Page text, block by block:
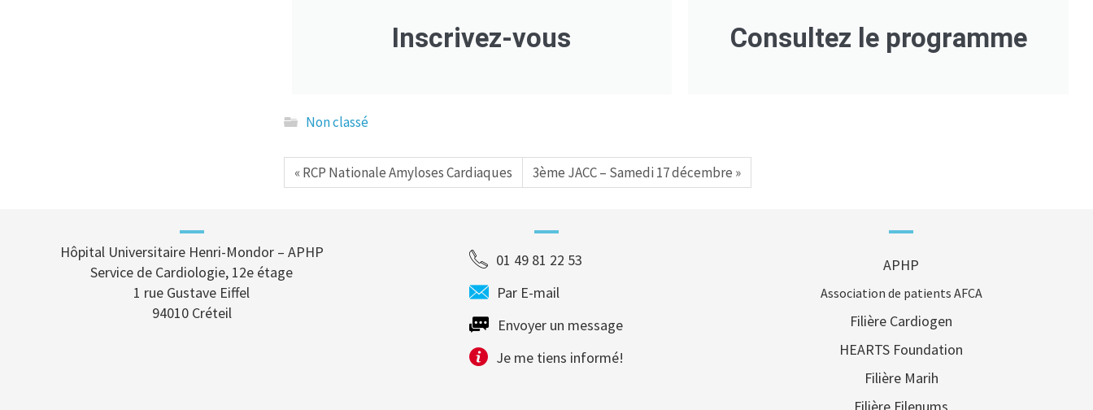
Inscrivez-vous Consultez le programme
Non classé
« RCP Nationale Amyloses Cardiaques 3ème JACC – Samedi 17 décembre »
Hôpital Universitaire Henri-Mondor – APHP
Service de Cardiologie, 12e étage
1 rue Gustave Eiffel
94010 Créteil
01 49 81 22 53
Par E-mail
Envoyer un message
Je me tiens informé!
APHP
Association de patients AFCA
Filière Cardiogen
HEARTS Foundation
Filière Marih